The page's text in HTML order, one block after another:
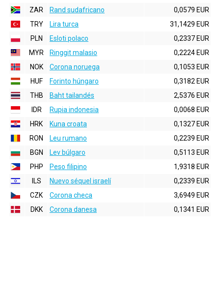
ZAR
Rand sudafricano
0,0579 EUR
TRY
Lira turca
31,1429 EUR
PLN
Esloti polaco
0,2337 EUR
MYR
Ringgit malasio
0,2224 EUR
NOK
Corona noruega
0,1053 EUR
HUF
Forinto húngaro
0,3182 EUR
THB
Baht tailandés
2,5376 EUR
IDR
Rupia indonesia
0,0068 EUR
HRK
Kuna croata
0,1327 EUR
RON
Leu rumano
0,2239 EUR
BGN
Lev búlgaro
0,5113 EUR
PHP
Peso filipino
1,9318 EUR
ILS
Nuevo séquel israelí
0,2339 EUR
CZK
Corona checa
3,6949 EUR
DKK
Corona danesa 0,1341 EUR